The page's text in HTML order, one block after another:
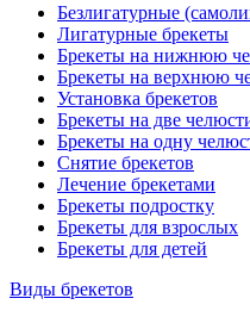
Безлигатурные
Лигатурные брекеты
Брекеты на нижнюю
Брекеты на верхнюю
Установка брекетов
Брекеты на две
Брекеты на одну
Снятие брекетов
Лечение брекетами
Брекеты подростку
Брекеты для взрослых
Брекеты для детей
Виды брекетов